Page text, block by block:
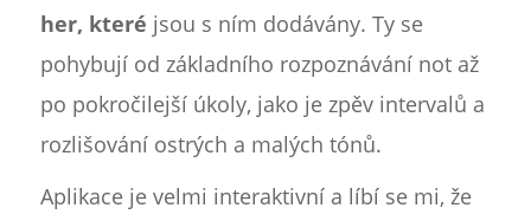
her, které jsou s ním dodávány. Ty se
pohybují od základního rozpoznávání not až
po pokročilejší úkoly, jako je zpěv intervalů a
rozlišování ostrých a malých tónů.
Aplikace je velmi interaktivní a líbí se mi, že